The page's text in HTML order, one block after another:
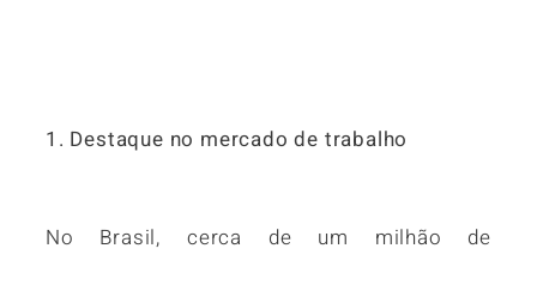
1. Destaque no mercado de trabalho
No Brasil, cerca de um milhão de